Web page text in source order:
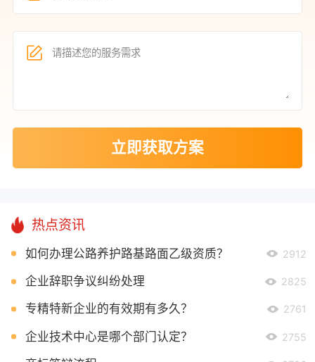
立即获取方案
热点资讯
如何办理公路养护路基路面乙级资质？ 2912
企业辞职争议纠纷处理 2825
专精特新企业的有效期有多久？ 2761
企业技术中心是哪个部门认定？ 2755